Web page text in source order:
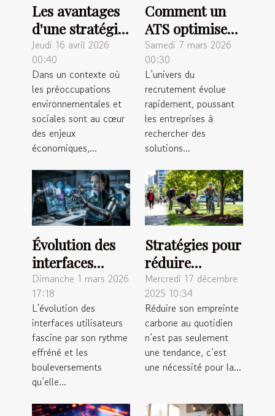
Les avantages
d'une stratégie
d'achat RSE
pour les
industries
modernes
Jeudi 16 avril 2026
00:40
Dans un contexte où
les préoccupations
environnementales et
sociales sont au cœur
des enjeux
économiques,...
Comment un
ATS optimise-
t-il le parcours
de
recrutement ?
Samedi 7 mars 2026
00:30
L’univers du
recrutement évolue
rapidement, poussant
les entreprises à
rechercher des
solutions...
Évolution des
interfaces
utilisateurs :
tendances et
prédictions
Dimanche 1 mars 2026
17:18
L'évolution des
interfaces utilisateurs
fascine par son rythme
effréné et les
bouleversements
qu’elle...
Stratégies pour
réduire
l'empreinte
carbone au
quotidien ?
Mercredi 17 décembre
2025 10:34
Réduire son empreinte
carbone au quotidien
n’est pas seulement
une tendance, c’est
une nécessité pour la...